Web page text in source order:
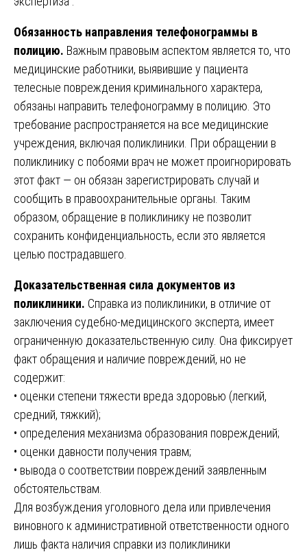
Обязанность направления телефонограммы в
полицию. Важным правовым аспектом является то, что
медицинские работники, выявившие у пациента
телесные повреждения криминального характера,
обязаны направить телефонограмму в полицию. Это
требование распространяется на все медицинские
учреждения, включая поликлиники. При обращении в
поликлинику с побоями врач не может проигнорировать
этот факт — он обязан зарегистрировать случай и
сообщить в правоохранительные органы. Таким
образом, обращение в поликлинику не позволит
сохранить конфиденциальность, если это является
целью пострадавшего.
Доказательственная сила документов из
поликлиники. Справка из поликлиники, в отличие от
заключения судебно-медицинского эксперта, имеет
ограниченную доказательственную силу. Она фиксирует
факт обращения и наличие повреждений, но не
содержит:
• оценки степени тяжести вреда здоровью (легкий,
средний, тяжкий);
• определения механизма образования повреждений;
• оценки давности получения травм;
• вывода о соответствии повреждений заявленным
обстоятельствам.
Для возбуждения уголовного дела или привлечения
виновного к административной ответственности одного
лишь факта наличия справки из поликлиники